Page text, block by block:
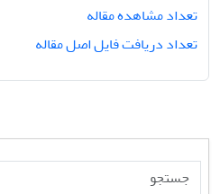
تعداد مشاهده مقاله
تعداد دریافت فایل اصل مقاله